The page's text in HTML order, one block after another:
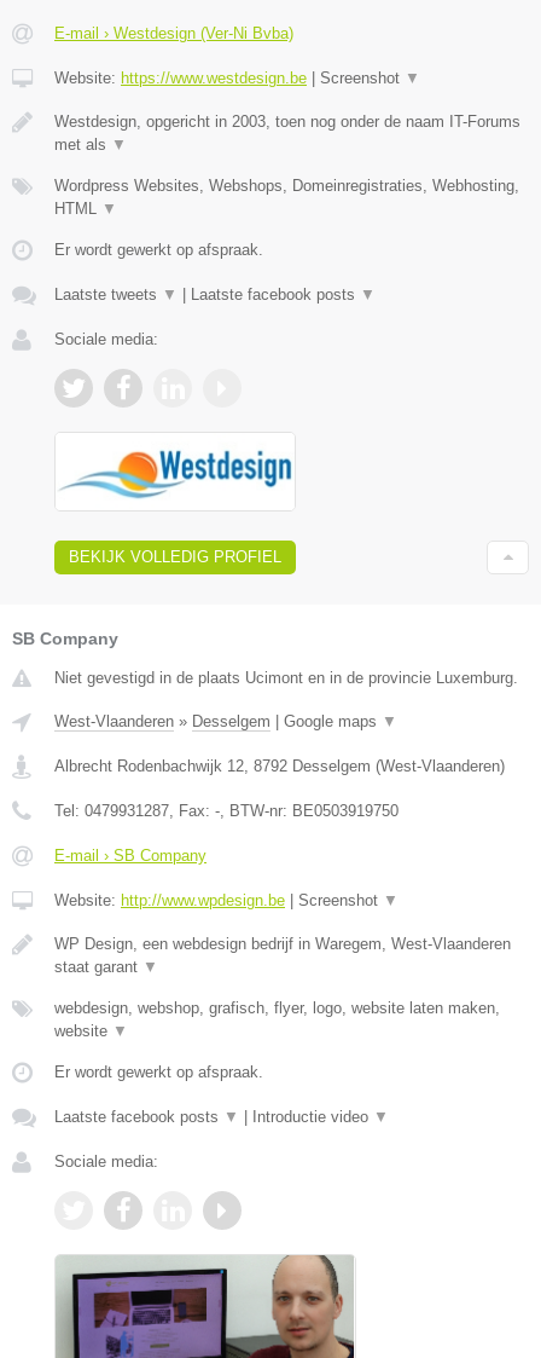
E-mail › Westdesign (Ver-Ni Bvba)
Website: https://www.westdesign.be | Screenshot ▼
Westdesign, opgericht in 2003, toen nog onder de naam IT-Forums
met als ▼
Wordpress Websites, Webshops, Domeinregistraties, Webhosting,
HTML
▼
Er wordt gewerkt op afspraak.
Laatste tweets ▼ | Laatste facebook posts ▼
Sociale media:
BEKIJK VOLLEDIG PROFIEL
SB Company
Niet gevestigd in de plaats Ucimont en in de provincie Luxemburg.
West-Vlaanderen » Desselgem Google maps ▼
Albrecht Rodenbachwijk 12, 8792 Desselgem (West-Vlaanderen)
Tel: 0479931287, Fax: -, BTW-nr: BE0503919750
E-mail › SB Company
Website: http://www.wpdesign.be Screenshot ▼
WP Design, een webdesign bedrijf in Waregem, West-Vlaanderen
staat garant ▼
webdesign, webshop, grafisch, flyer, logo, website laten maken,
website ▼
Er wordt gewerkt op afspraak.
Laatste facebook posts ▼ Introductie video ▼
Sociale media: